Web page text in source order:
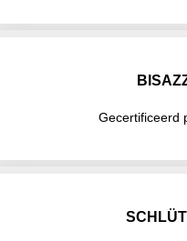
Gecertificeerd